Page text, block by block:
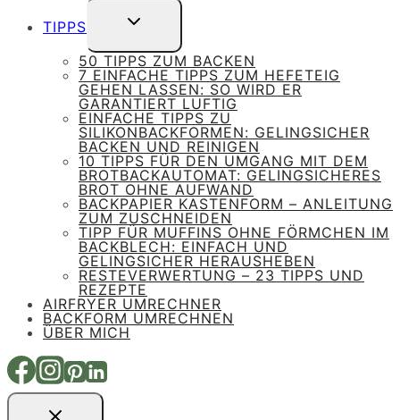
TIPPS
UNTERMENÜ
UMSCHALTEN
50 TIPPS ZUM BACKEN
7 EINFACHE TIPPS ZUM HEFETEIG
GEHEN LASSEN: SO WIRD ER
GARANTIERT LUFTIG
EINFACHE TIPPS ZU
SILIKONBACKFORMEN: GELINGSICHER
BACKEN UND REINIGEN
10 TIPPS FÜR DEN UMGANG MIT DEM
BROTBACKAUTOMAT: GELINGSICHERES
BROT OHNE AUFWAND
BACKPAPIER KASTENFORM – ANLEITUNG
ZUM ZUSCHNEIDEN
TIPP FÜR MUFFINS OHNE FÖRMCHEN IM
BACKBLECH: EINFACH UND
GELINGSICHER HERAUSHEBEN
RESTEVERWERTUNG – 23 TIPPS UND
REZEPTE
AIRFRYER UMRECHNER
BACKFORM UMRECHNEN
ÜBER MICH